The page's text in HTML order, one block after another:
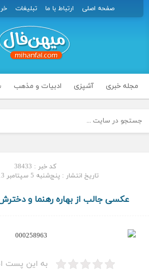
صفحه اصلی ارتباط با ما تبلیغات
مجله خبری آشپزی ادبیات و مذهب
کد خبر : 38433
تاریخ انتشار : پنج‌شنبه 5 سپتامبر 2013 - 0:52
عکسی جالب از بهاره رهنما و
به این پست